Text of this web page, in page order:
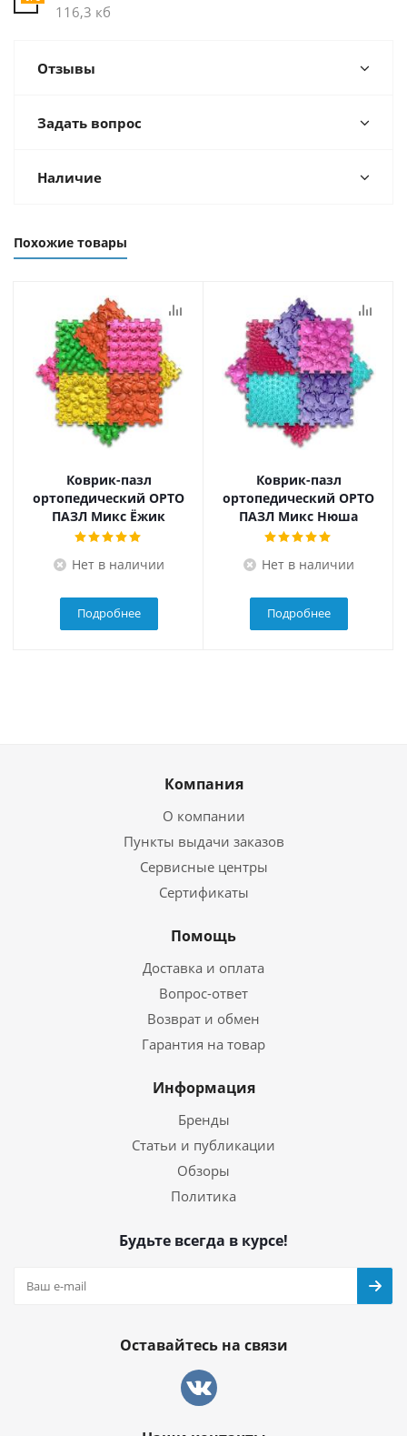
116,3 кб
Отзывы
Задать вопрос
Наличие
Похожие товары
Коврик-пазл
ортопедический ОРТО
ПАЗЛ Микс Ёжик
Нет в наличии
Подробнее
Коврик-пазл
ортопедический ОРТО
ПАЗЛ Микс Нюша
Нет в наличии
Подробнее
Компания
О компании
Пункты выдачи заказов
Сервисные центры
Сертификаты
Помощь
Доставка и оплата
Вопрос-ответ
Возврат и обмен
Гарантия на товар
Информация
Бренды
Статьи и публикации
Обзоры
Политика
Будьте всегда в курсе!
Оставайтесь на связи